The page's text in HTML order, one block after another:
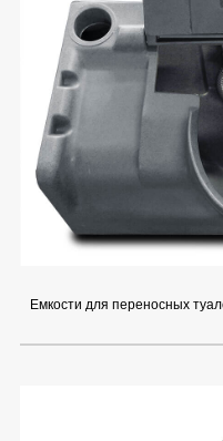
Емкости для переносных